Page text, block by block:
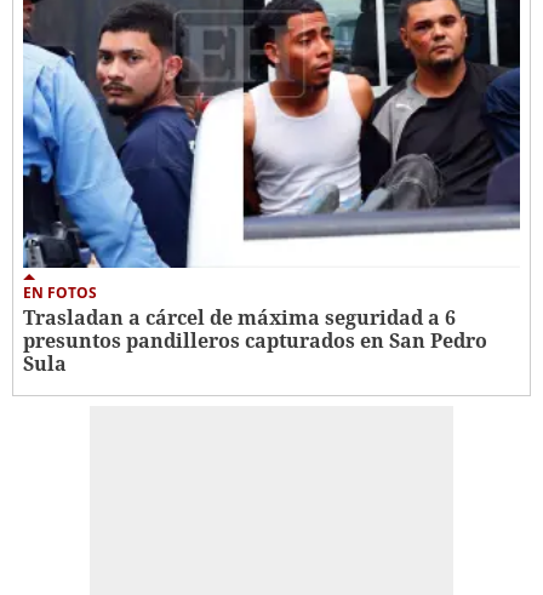
EN FOTOS
Trasladan a cárcel de máxima seguridad a 6
presuntos pandilleros capturados en San Pedro
Sula